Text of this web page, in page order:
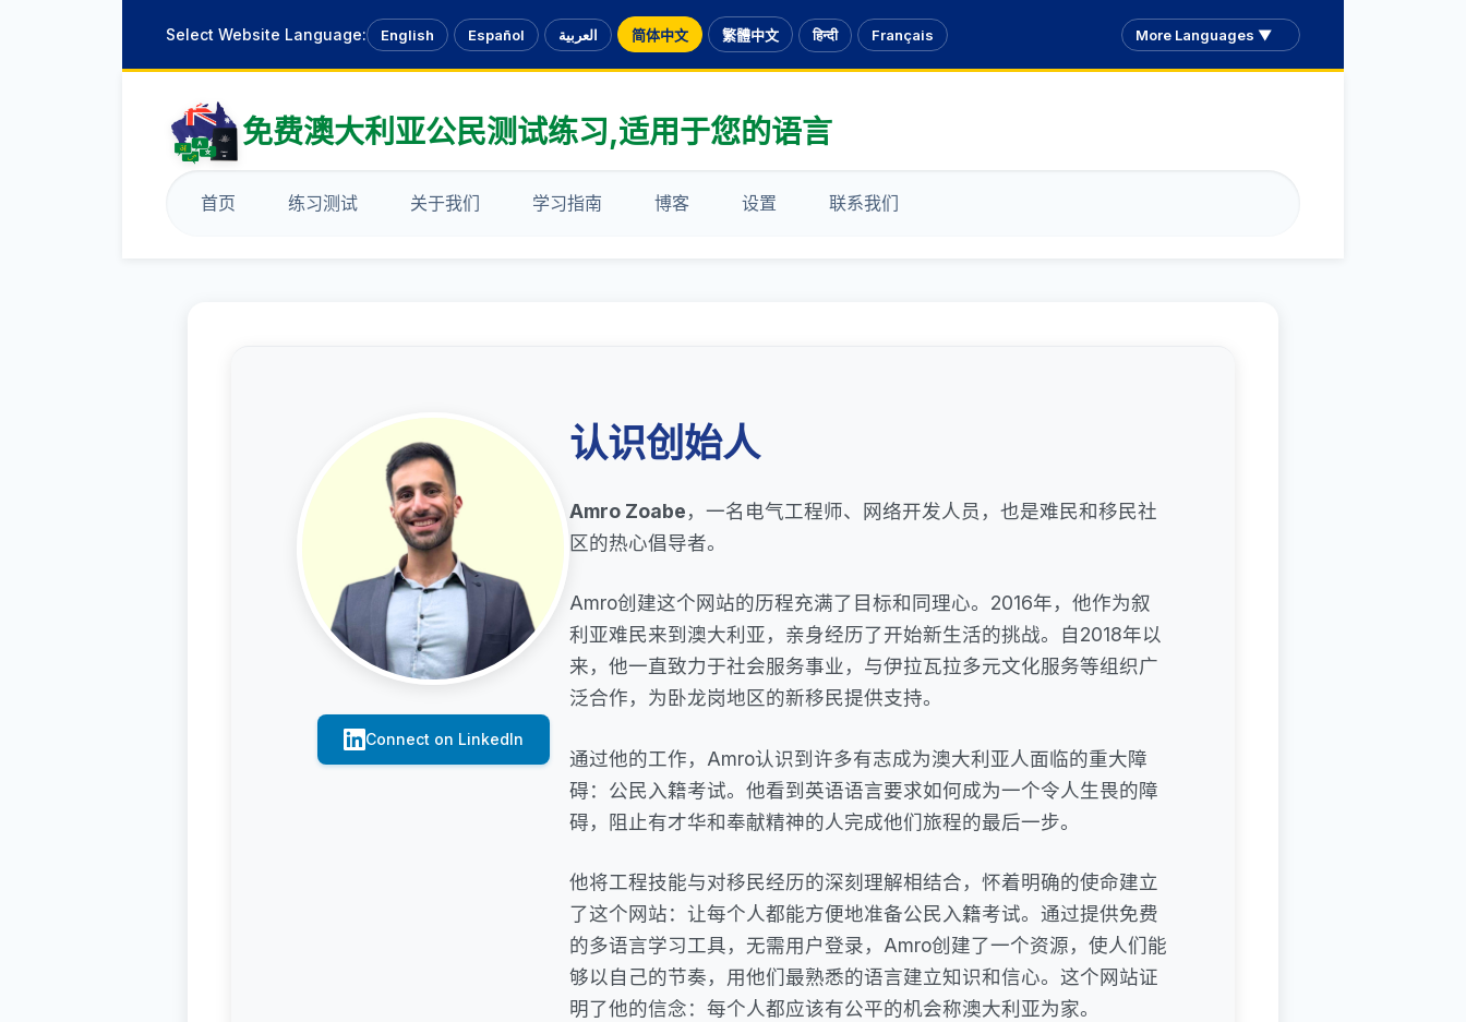
Select Website Language: English Español العربية 简体中文 繁體中文 हिन्दी Français More Languages ▼
免费澳大利亚公民测试练习,适用于您的语言
首页 练习测试 关于我们 学习指南 博客 设置 联系我们
Connect on LinkedIn
认识创始人
Amro Zoabe，一名电气工程师、网络开发人员，也是难民和移民社
区的热心倡导者。
Amro创建这个网站的历程充满了目标和同理心。2016年，他作为叙
利亚难民来到澳大利亚，亲身经历了开始新生活的挑战。自2018年以
来，他一直致力于社会服务事业，与伊拉瓦拉多元文化服务等组织广
泛合作，为卧龙岗地区的新移民提供支持。
通过他的工作，Amro认识到许多有志成为澳大利亚人面临的重大障
碍：公民入籍考试。他看到英语语言要求如何成为一个令人生畏的障
碍，阻止有才华和奉献精神的人完成他们旅程的最后一步。
他将工程技能与对移民经历的深刻理解相结合，怀着明确的使命建立
了这个网站：让每个人都能方便地准备公民入籍考试。通过提供免费
的多语言学习工具，无需用户登录，Amro创建了一个资源，使人们能
够以自己的节奏，用他们最熟悉的语言建立知识和信心。这个网站证
明了他的信念：每个人都应该有公平的机会称澳大利亚为家。